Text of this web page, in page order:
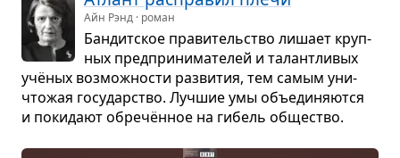
Айн Рэнд · роман
Бан­дит­ское пра­ви­тель­ство лишает круп­
ных пред­при­ни­ма­те­лей и талантли­вых
учё­ных воз­мож­но­сти раз­ви­тия, тем самым уни­
что­жая госу­дар­ство. Луч­шие умы объеди­ня­ются
и поки­дают обречён­ное на гибель обще­ство.